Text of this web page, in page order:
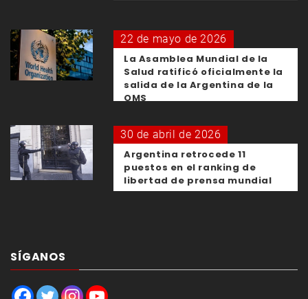
22 de mayo de 2026
La Asamblea Mundial de la
Salud ratificó oficialmente la
salida de la Argentina de la
OMS
30 de abril de 2026
Argentina retrocede 11
puestos en el ranking de
libertad de prensa mundial
SÍGANOS